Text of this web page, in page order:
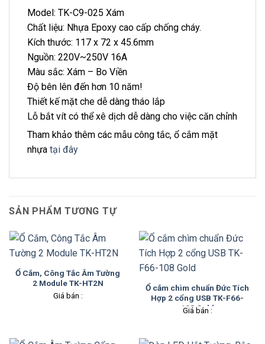
Model: TK-C9-025 Xám
Chất liệu: Nhựa Epoxy cao cấp chống cháy.
Kích thước: 117 x 72 x 45.6mm
Nguồn: 220V~250V 16A
Màu sắc: Xám – Bo Viền
Độ bên lên đến hơn 10 năm!
Thiết kế mặt che dễ dàng tháo lắp
Lỗ bắt vít có thể xê dịch dễ dàng cho việc căn chỉnh
Tham khảo thêm các mẫu công tắc, ổ cắm mặt
nhựa tại đây
SẢN PHẨM TƯƠNG TỰ
Ổ Cắm, Công Tắc Âm Tường
2 Module TK-HT2N
Giá bán :
Ổ cắm chìm chuẩn Đức Tích
Hợp 2 cổng USB TK-F66-
108 Gold
Giá bán :